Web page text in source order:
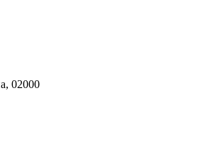
02000